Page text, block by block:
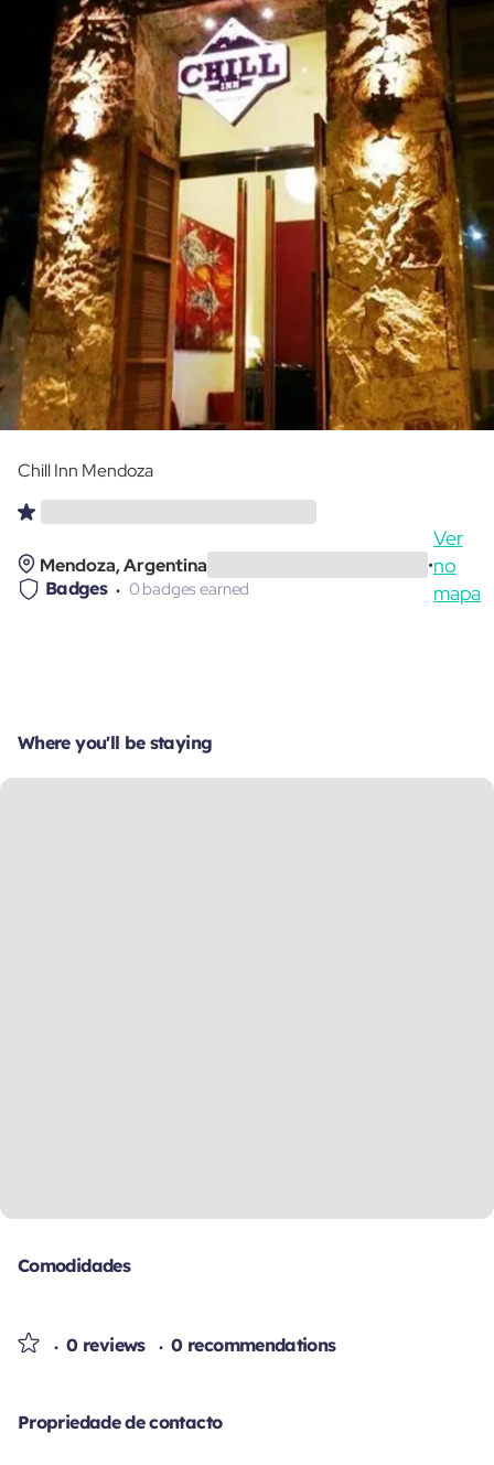
Chill Inn Mendoza
Mendoza, Argentina •
Ver
no
mapa
Badges 0 badges earned
Where you'll be staying
Comodidades
0 reviews 0 recommendations
Propriedade de contacto